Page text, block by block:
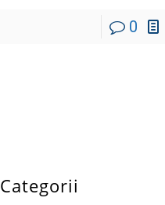
0
Categorii